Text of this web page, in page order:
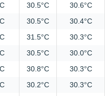
30.5°C
30.6°C
30.5°C
30.4°C
31.5°C
30.3°C
30.5°C
30.0°C
30.8°C
30.3°C
30.2°C
30.3°C